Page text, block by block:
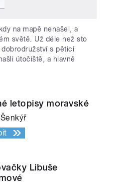
na mapě nenašel, a
světě. Už déle než sto
s pěticí
útočiště, a hlavně
letopisy moravské
Libuše